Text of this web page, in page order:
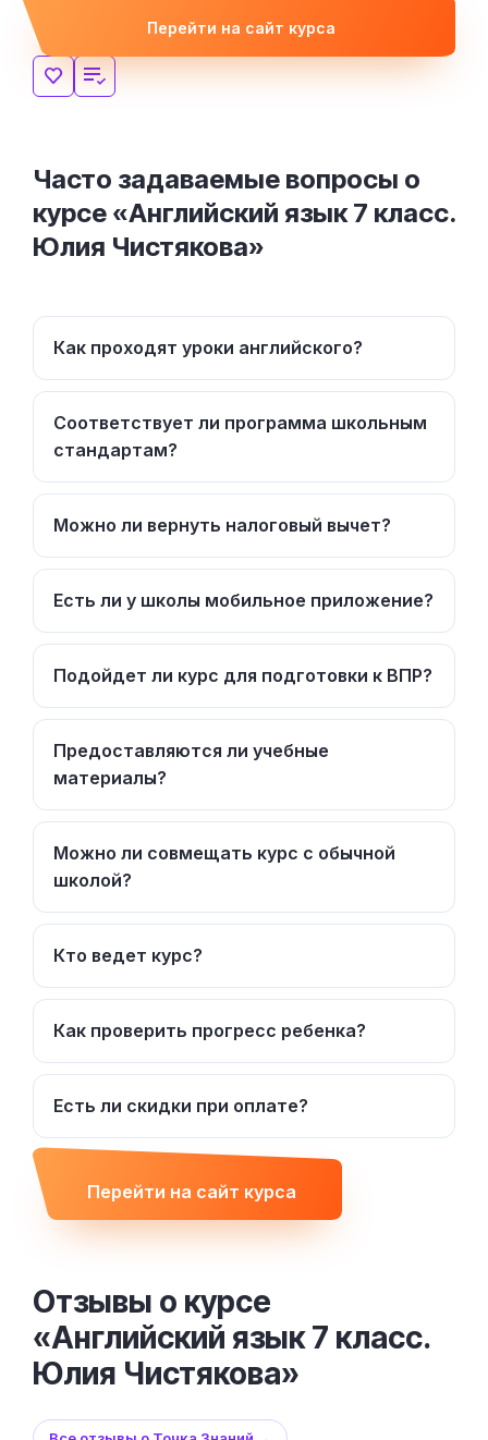
Перейти на сайт курса
Часто задаваемые вопросы о
курсе «Английский язык 7 класс.
Юлия Чистякова»
Как проходят уроки английского?
Соответствует ли программа школьным
стандартам?
Можно ли вернуть налоговый вычет?
Есть ли у школы мобильное приложение?
Подойдет ли курс для подготовки к ВПР?
Предоставляются ли учебные
материалы?
Можно ли совмещать курс с обычной
школой?
Кто ведет курс?
Как проверить прогресс ребенка?
Есть ли скидки при оплате?
Перейти на сайт курса
Отзывы о курсе
«Английский язык 7 класс.
Юлия Чистякова»